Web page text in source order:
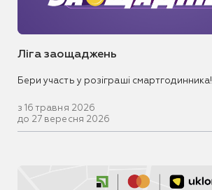
Ліга заощаджень
Бери участь у розіграші смартгодинника!
з 16 травня 2026
до 27 вересня 2026